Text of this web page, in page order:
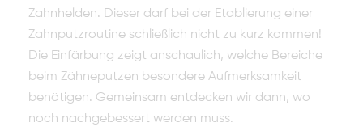
Zahnhelden. Dieser darf bei der Etablierung einer
Zahnputzroutine schließlich nicht zu kurz kommen!
Die Einfärbung zeigt anschaulich, welche Bereiche
beim Zähneputzen besondere Aufmerksamkeit
benötigen. Gemeinsam entdecken wir dann, wo
noch nachgebessert werden muss.